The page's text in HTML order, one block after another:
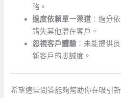
略。
過度依賴單一渠道 ：過分
錯失其他潛在客戶。
忽視客戶體驗 ：未能提供
新客戶的忠誠度。
希望這些問答能夠幫助你在吸引